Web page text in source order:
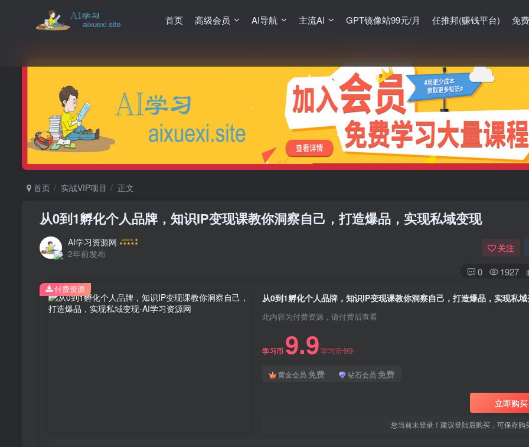
首页 高级会员 AI导航 主流AI GPT镜像站99元/月 任推邦(赚钱平台) 免
首页 实战VIP项目 正文
从0到1孵化个人品牌，知识IP变现课教你洞察自己，打造爆品，实现私域变现
AI学习资源网
2年前发布
关注
0 1927
从0到1孵化个人品牌，知识IP变现课教你洞察自己，打造爆品，实现私
此内容为付费资源，请付费后查看
学习币 9.9学习币99
黄金会员 免费 钻石会员 免费
立即购买
您当前未登录！建议登陆后购买，可保存购
付费资源